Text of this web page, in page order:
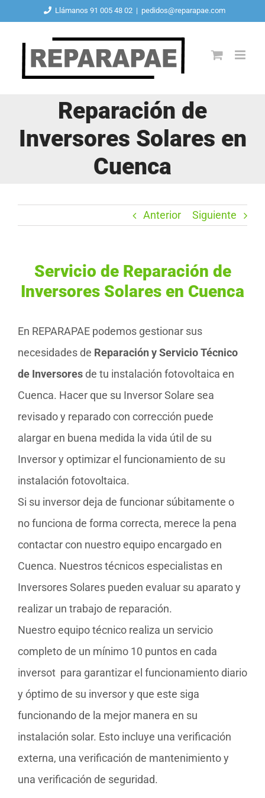
contenido
Llámanos 91 005 48 02 | pedidos@reparapae.com
Reparación de
Inversores Solares en
Cuenca
Anterior Siguiente
Servicio de Reparación de
Inversores Solares en Cuenca
En REPARAPAE podemos gestionar sus
necesidades de Reparación y Servicio Técnico
de Inversoresde tu instalación fotovoltaica en
Cuenca. Hacer que su Inversor Solare sea
revisado y reparado con corrección puede
alargar en buena medida la vida útil de su
Inversor y optimizar el funcionamiento de su
instalación fotovoltaica.
Si su inversor deja de funcionar súbitamente o
no funciona de forma correcta, merece la pena
contactar con nuestro equipo encargado en
Cuenca. Nuestros técnicos especialistas en
Inversores Solares pueden evaluar su aparato y
realizar un trabajo de reparación.
Nuestro equipo técnico realiza un servicio
completo de un mínimo 10 puntos en cada
inversot para garantizar el funcionamiento diario
y óptimo de su inversor y que este siga
funcionando de la mejor manera en su
instalación solar. Esto incluye una verificación
externa, una verificación de mantenimiento y
una verificación de seguridad.